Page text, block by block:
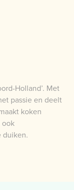
Holland’. Met
passie en deelt
koken
ook
duiken.